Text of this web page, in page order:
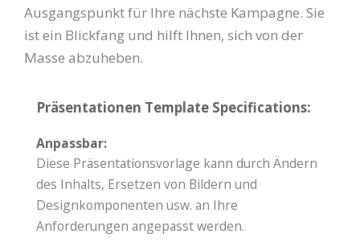
Ausgangspunkt für Ihre nächste Kampagne. Sie
ist ein Blickfang und hilft Ihnen, sich von der
Masse abzuheben.
Präsentationen Template Specifications:
Anpassbar:
Diese Präsentationsvorlage kann durch Ändern
des Inhalts, Ersetzen von Bildern und
Designkomponenten usw. an Ihre
Anforderungen angepasst werden.